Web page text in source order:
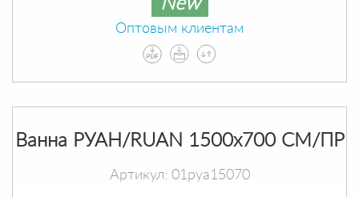
New
Оптовым клиентам
Ванна РУАН/RUAN 1500х700 СМ/ПР
Артикул: 01руа15070